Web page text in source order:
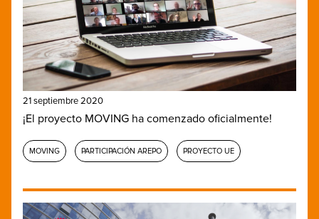
21 septiembre 2020
¡El proyecto MOVING ha comenzado oficialmente!
MOVING PARTICIPACIÓN AREPO PROYECTO UE